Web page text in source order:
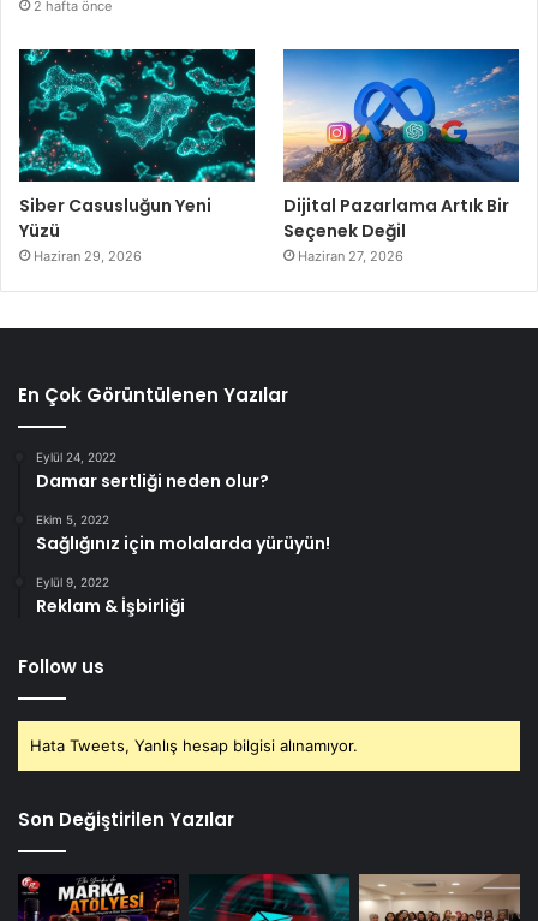
2 hafta önce
Siber Casusluğun Yeni
Yüzü
Haziran 29, 2026
Dijital Pazarlama Artık Bir
Seçenek Değil
Haziran 27, 2026
En Çok Görüntülenen Yazılar
Eylül 24, 2022
Damar sertliği neden olur?
Ekim 5, 2022
Sağlığınız için molalarda yürüyün!
Eylül 9, 2022
Reklam & İşbirliği
Follow us
Hata Tweets, Yanlış hesap bilgisi alınamıyor.
Son Değiştirilen Yazılar